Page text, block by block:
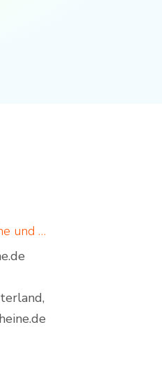
Padel in Rheine: neues Padelportal listet 17 Standorte und 73 Padel-Courts in Rheine und Umgebung